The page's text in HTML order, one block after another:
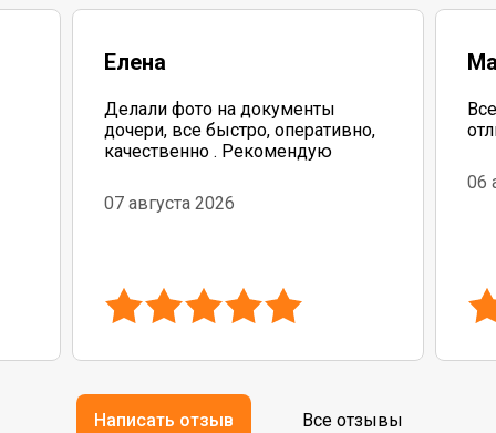
Елена
Делали фото на документы
дочери, все быстро, оперативно,
качественно . Рекомендую
07 августа 2026
06
Написать отзыв Все отзывы